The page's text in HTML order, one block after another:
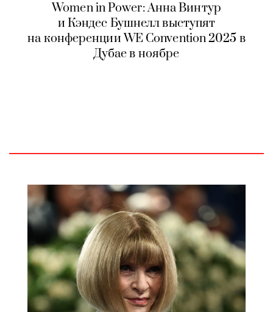
Women in Power: Анна Винтур
и Кэндес Бушнелл выступят
на конференции WE Convention 2025 в
Дубае в ноябре